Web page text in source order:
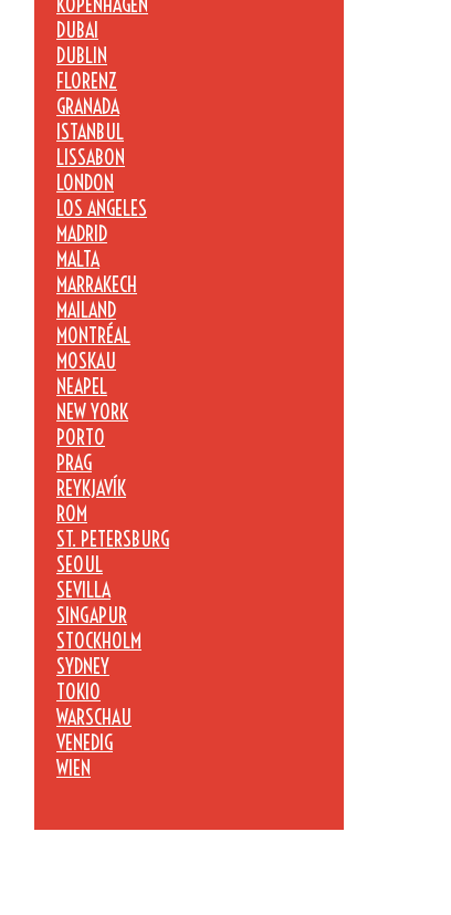
KOPENHAGEN
DUBAI
DUBLIN
FLORENZ
GRANADA
ISTANBUL
LISSABON
LONDON
LOS ANGELES
MADRID
MALTA
MARRAKECH
MAILAND
MONTRÉAL
MOSKAU
NEAPEL
NEW YORK
PORTO
PRAG
REYKJAVÍK
ROM
ST. PETERSBURG
SEOUL
SEVILLA
SINGAPUR
STOCKHOLM
SYDNEY
TOKIO
WARSCHAU
VENEDIG
WIEN